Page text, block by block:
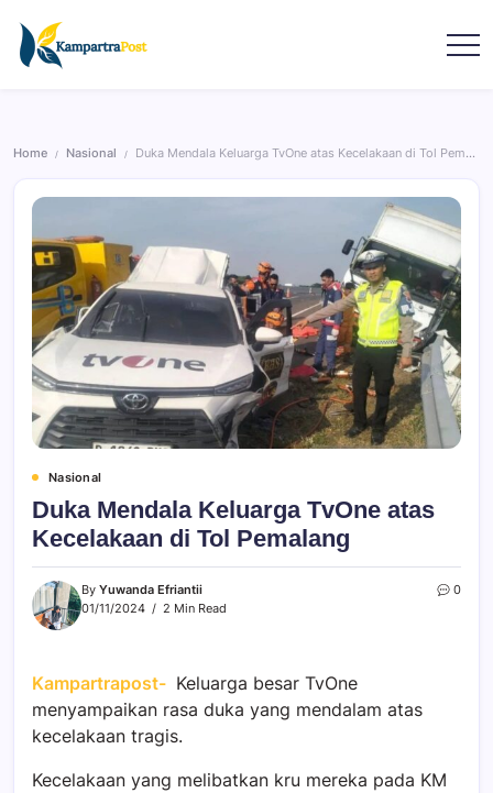
Home / Nasional / Duka Mendala Keluarga TvOne atas Kecelakaan di Tol Pemalang
Nasional
Duka Mendala Keluarga TvOne atas
Kecelakaan di Tol Pemalang
By Yuwanda Efriantii
01/11/2024
2 Min Read
0
Kampartrapost- Keluarga besar TvOne
menyampaikan rasa duka yang mendalam atas
kecelakaan tragis.
Kecelakaan yang melibatkan kru mereka pada KM